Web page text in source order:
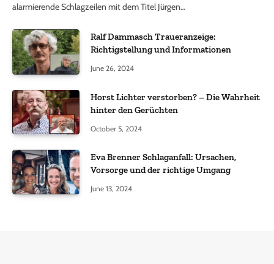
alarmierende Schlagzeilen mit dem Titel Jürgen…
Ralf Dammasch Traueranzeige:
Richtigstellung und Informationen
June 26, 2024
Horst Lichter verstorben? – Die Wahrheit
hinter den Gerüchten
October 5, 2024
Eva Brenner Schlaganfall: Ursachen,
Vorsorge und der richtige Umgang
June 13, 2024